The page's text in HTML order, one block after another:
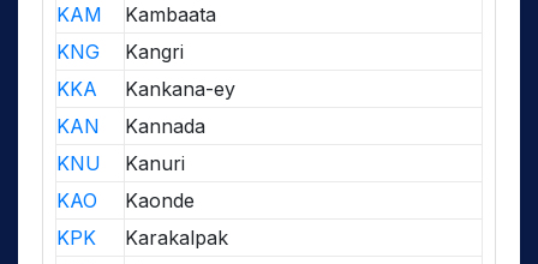
KAM
Kambaata
KNG
Kangri
KKA
Kankana-ey
KAN
Kannada
KNU
Kanuri
KAO
Kaonde
KPK
Karakalpak